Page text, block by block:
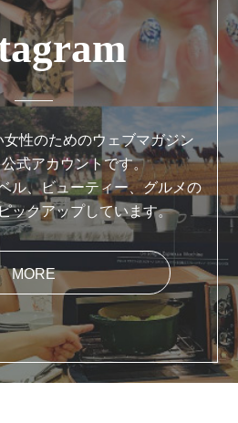
性のためのウェブマガジン
式アカウントです。
ル、ビューティー、グルメの
ックアップしています。
MORE